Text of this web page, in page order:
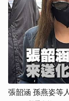
張韶涵 孫燕姿等